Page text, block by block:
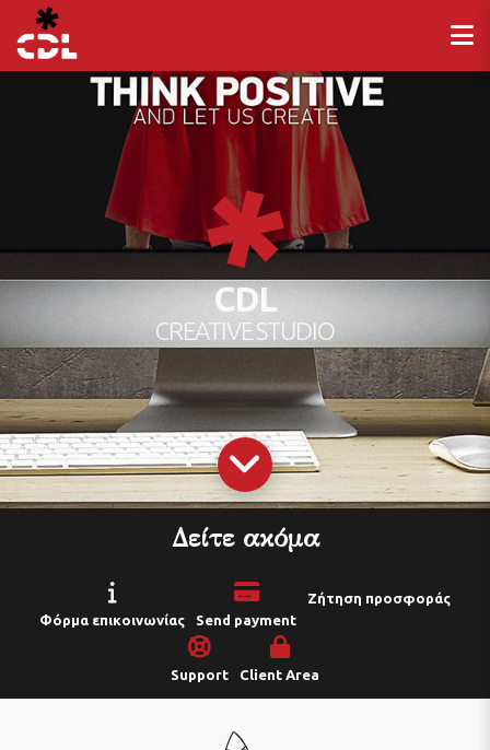
CDL
CREATIVE STUDIO
Δείτε ακόμα
Φόρμα επικοινωνίας Send payment
Ζήτηση προσφοράς
Support Client Area